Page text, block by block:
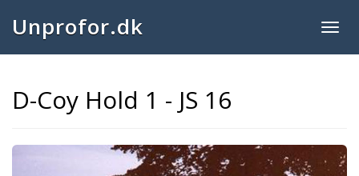
Unprofor.dk
D-Coy Hold 1 - JS 16
Previous